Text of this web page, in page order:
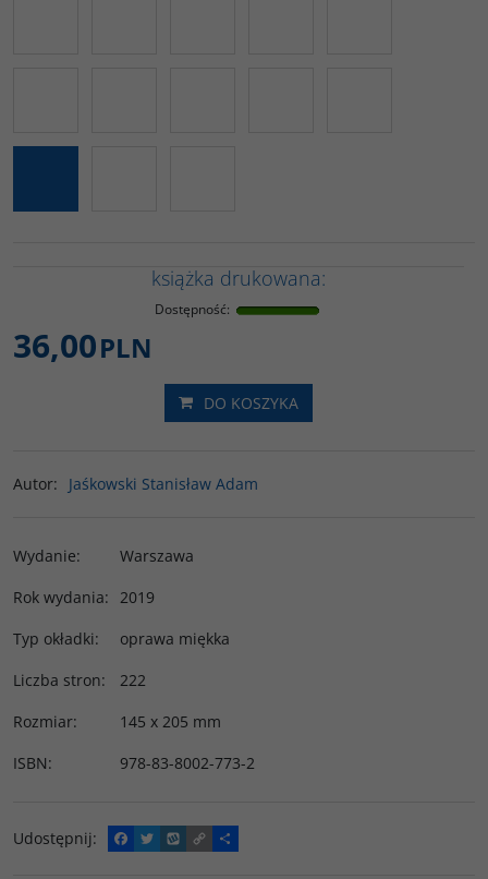
książka drukowana:
Dostępność:
36,00PLN
DO KOSZYKA
Autor: Jaśkowski Stanisław Adam
Wydanie:
Warszawa
Rok wydania: 2019
Typ okładki:
oprawa miękka
Liczba stron:
222
Rozmiar:
145 x 205 mm
ISBN: 978-83-8002-773-2
Udostępnij:
F
a
T
w
W
y
C
o
P
o